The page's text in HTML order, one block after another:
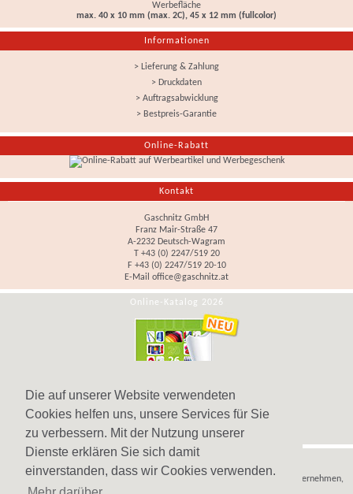
Die auf unserer Website verwendeten
Cookies helfen uns, unsere Services für Sie
zu verbessern. Mit der Nutzung unserer
Dienste erklären Sie sich damit
einverstanden, dass wir Cookies verwenden.
Werbefläche
max. 40 x 10 mm (max. 2C), 45 x 12 mm (fullcolor)
Informationen
> Lieferung & Zahlung
> Druckdaten
> Auftragsabwicklung
> Bestpreis-Garantie
Online-Rabatt
Kontakt
Gaschnitz GmbH
Franz Mair-Straße 47
A-2232 Deutsch-Wagram
T +43 (0) 2247/519 20
F +43 (0) 2247/519 20-10
E-Mail office@gaschnitz.at
Online-Katalog 2026
Hinweis
Werbeartikel
nur an Unternehmen,